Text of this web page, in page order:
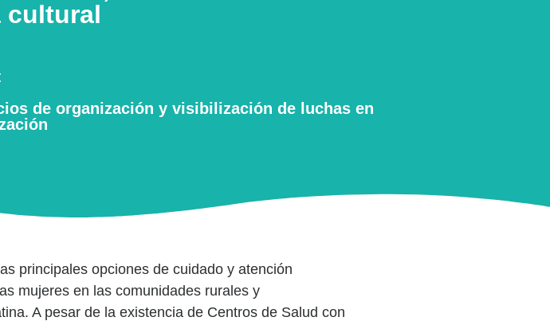
cultural
de organización y visibilización de luchas en
principales opciones de cuidado y atención
mujeres en las comunidades rurales y
A pesar de la existencia de Centros de Salud con